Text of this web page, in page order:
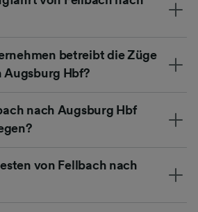
betreibt die Züge
Augsburg Hbf?
nach Augsburg Hbf
von Fellbach nach